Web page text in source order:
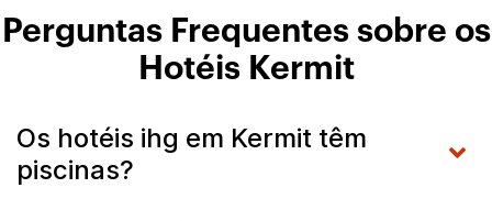
Perguntas Frequentes sobre os
Hotéis Kermit
Os hotéis ihg em Kermit têm
piscinas?